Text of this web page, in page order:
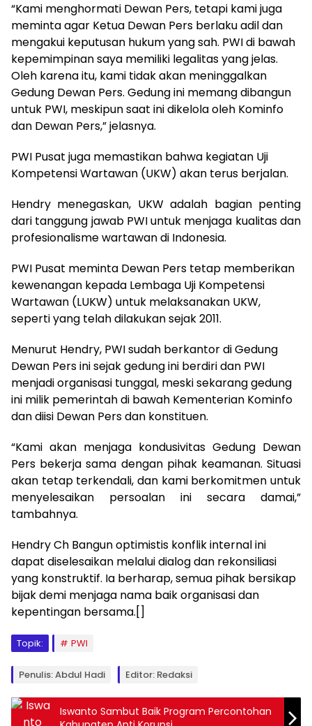
“Kami menghormati Dewan Pers, tetapi kami juga
meminta agar Ketua Dewan Pers berlaku adil dan
mengakui keputusan hukum yang sah. PWI di bawah
kepemimpinan saya memiliki legalitas yang jelas.
Oleh karena itu, kami tidak akan meninggalkan
Gedung Dewan Pers. Gedung ini memang dibangun
untuk PWI, meskipun saat ini dikelola oleh Kominfo
dan Dewan Pers,” jelasnya.
PWI Pusat juga memastikan bahwa kegiatan Uji
Kompetensi Wartawan (UKW) akan terus berjalan.
Hendry menegaskan, UKW adalah bagian penting
dari tanggung jawab PWI untuk menjaga kualitas dan
profesionalisme wartawan di Indonesia.
PWI Pusat meminta Dewan Pers tetap memberikan
kewenangan kepada Lembaga Uji Kompetensi
Wartawan (LUKW) untuk melaksanakan UKW,
seperti yang telah dilakukan sejak 2011.
Menurut Hendry, PWI sudah berkantor di Gedung
Dewan Pers ini sejak gedung ini berdiri dan PWI
menjadi organisasi tunggal, meski sekarang gedung
ini milik pemerintah di bawah Kementerian Kominfo
dan diisi Dewan Pers dan konstituen.
“Kami akan menjaga kondusivitas Gedung Dewan
Pers bekerja sama dengan pihak keamanan. Situasi
akan tetap terkendali, dan kami berkomitmen untuk
menyelesaikan persoalan ini secara damai,”
tambahnya.
Hendry Ch Bangun optimistis konflik internal ini
dapat diselesaikan melalui dialog dan rekonsiliasi
yang konstruktif. Ia berharap, semua pihak bersikap
bijak demi menjaga nama baik organisasi dan
kepentingan bersama.[]
Topik: PWI
Penulis: Abdul Hadi Editor: Redaksi
Iswanto Sambut Baik Program Percontohan